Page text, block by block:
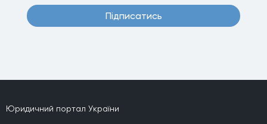
Пiдписатись
Юридичний портал України